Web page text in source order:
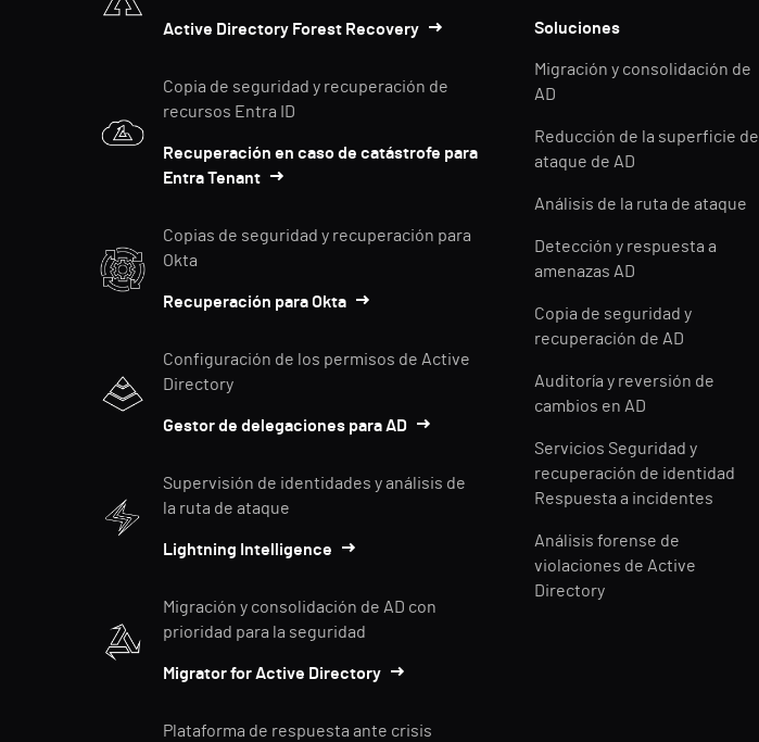
Active Directory Forest Recovery
Copia de seguridad y recuperación de
recursos Entra ID
Recuperación en caso de catástrofe para
Entra Tenant
Copias de seguridad y recuperación para
Okta
Recuperación para Okta
Configuración de los permisos de Active
Directory
Gestor de delegaciones para AD
Supervisión de identidades y análisis de
la ruta de ataque
Lightning Intelligence
Migración y consolidación de AD con
prioridad para la seguridad
Migrator for Active Directory
Plataforma de respuesta ante crisis
Soluciones
Migración y consolidación de
AD
Reducción de la superficie de
ataque de AD
Análisis de la ruta de ataque
Detección y respuesta a
amenazas AD
Copia de seguridad y
recuperación de AD
Auditoría y reversión de
cambios en AD
Servicios Seguridad y
recuperación de identidad
Respuesta a incidentes
Análisis forense de
violaciones de Active
Directory